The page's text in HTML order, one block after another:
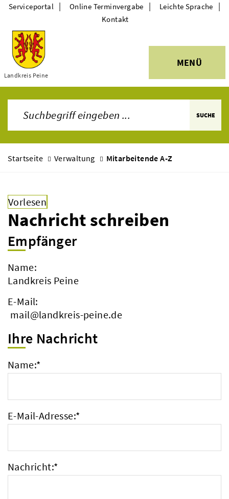
Themen
Landkreis Peine
MENÜ
Serviceportal | Online Terminvergabe | Leichte Sprache |
Kontakt
SUCHE
Startseite Verwaltung Mitarbeitende A-Z
Vorlesen
Nachricht schreiben
Empfänger
Name:
Landkreis Peine
E-Mail:
mail@landkreis-peine.de
Ihre Nachricht
Name:*
E-Mail-Adresse:*
Nachricht:*